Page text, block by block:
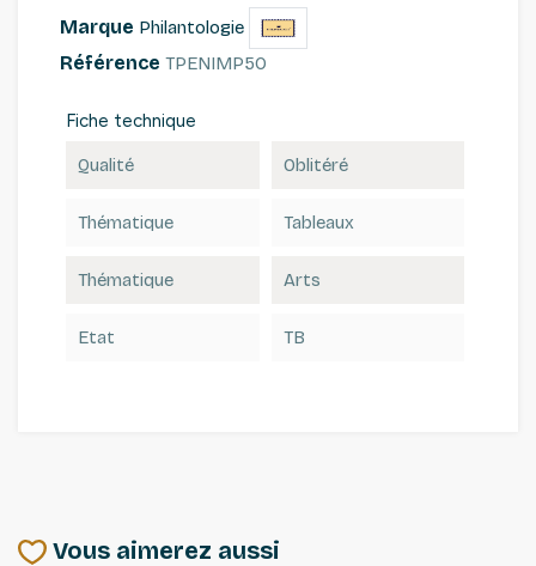
Marque Philantologie
Référence TPENIMP50
Fiche technique
Qualité Oblitéré
Thématique Tableaux
Thématique Arts
Etat TB
Vous aimerez aussi